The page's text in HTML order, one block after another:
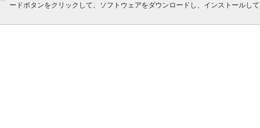
ードボタンをクリックして、ソフトウェアをダウンロードし、インストールして